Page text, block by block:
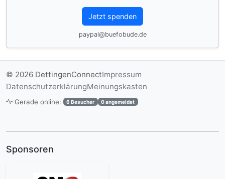
Jetzt spenden
paypal@buefobude.de
© 2026 DettingenConnectImpressum
DatenschutzerklärungMeinungskasten
Gerade online: 6 Besucher 0 angemeldet
Sponsoren